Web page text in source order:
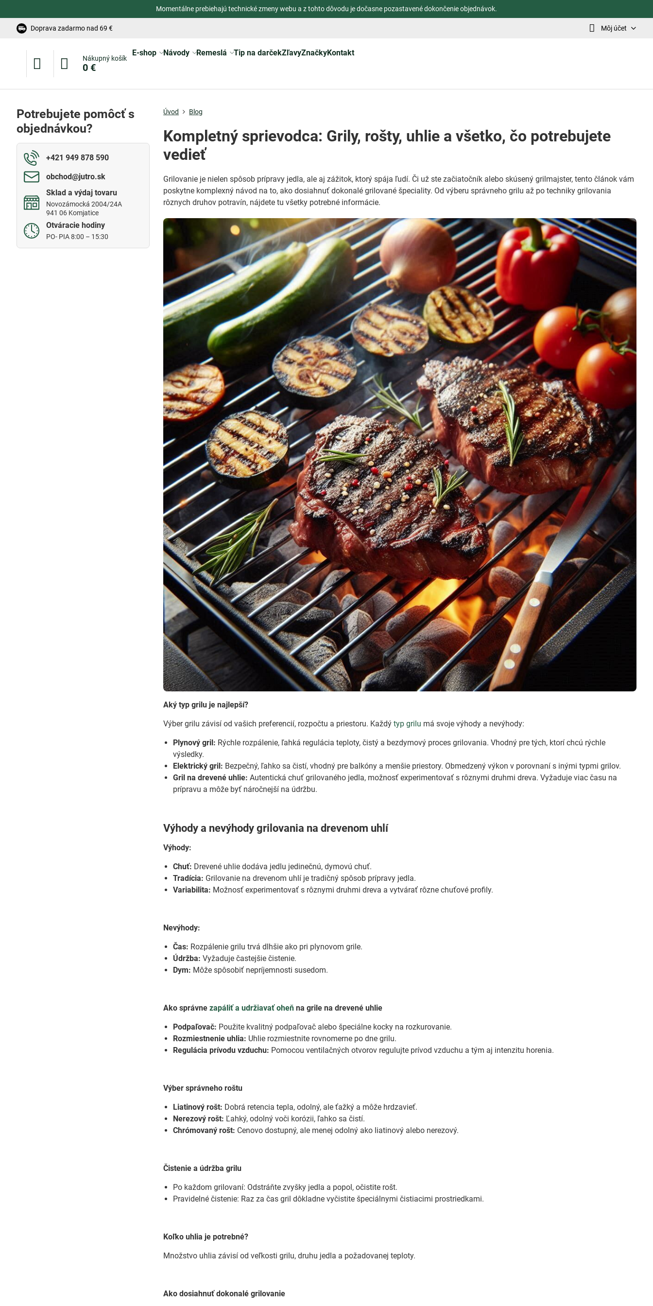
Momentálne prebiehajú technické zmeny webu a z tohto dôvodu je dočasne pozastavené dokončenie objednávok.
Doprava zadarmo nad 69 € Môj účet
Nákupný košík
0 €
E-shop Návody Remeslá Tip na darčekZľavyZnačkyKontakt
Úvod Blog
Kompletný sprievodca: Grily, rošty, uhlie a všetko, čo potrebujete
vedieť
Grilovanie je nielen spôsob prípravy jedla, ale aj zážitok, ktorý spája ľudí. Či už ste začiatočník alebo skúsený grilmajster, tento článok vám
poskytne komplexný návod na to, ako dosiahnuť dokonalé grilované špeciality. Od výberu správneho grilu až po techniky grilovania
rôznych druhov potravín, nájdete tu všetky potrebné informácie.
Aký typ grilu je najlepší?
Výber grilu závisí od vašich preferencií, rozpočtu a priestoru. Každýtyp grilu má svoje výhody a nevýhody:
Plynový gril: Rýchle rozpálenie, ľahká regulácia teploty, čistý a bezdymový proces grilovania. Vhodný pre tých, ktorí chcú rýchle
výsledky.
Elektrický gril: Bezpečný, ľahko sa čistí, vhodný pre balkóny a menšie priestory. Obmedzený výkon v porovnaní s inými typmi grilov.
Gril na drevené uhlie: Autentická chuť grilovaného jedla, možnosť experimentovať s rôznymi druhmi dreva. Vyžaduje viac času na
prípravu a môže byť náročnejší na údržbu.
Výhody a nevýhody grilovania na drevenom uhlí
Výhody:
Chuť: Drevené uhlie dodáva jedlu jedinečnú, dymovú chuť.
Tradícia: Grilovanie na drevenom uhlí je tradičný spôsob prípravy jedla.
Variabilita: Možnosť experimentovať s rôznymi druhmi dreva a vytvárať rôzne chuťové profily.
Nevýhody:
Čas: Rozpálenie grilu trvá dlhšie ako pri plynovom grile.
Údržba: Vyžaduje častejšie čistenie.
Dym: Môže spôsobiť nepríjemnosti susedom.
Ako správnezapáliť a udržiavať oheň na grile na drevené uhlie
Podpaľovač: Použite kvalitný podpaľovač alebo špeciálne kocky na rozkurovanie.
Rozmiestnenie uhlia: Uhlie rozmiestnite rovnomerne po dne grilu.
Regulácia prívodu vzduchu: Pomocou ventilačných otvorov regulujte prívod vzduchu a tým aj intenzitu horenia.
Výber správneho roštu
Liatinový rošt: Dobrá retencia tepla, odolný, ale ťažký a môže hrdzavieť.
Nerezový rošt: Ľahký, odolný voči korózii, ľahko sa čistí.
Chrómovaný rošt: Cenovo dostupný, ale menej odolný ako liatinový alebo nerezový.
Čistenie a údržba grilu
Po každom grilovaní: Odstráňte zvyšky jedla a popol, očistite rošt.
Pravidelné čistenie: Raz za čas gril dôkladne vyčistite špeciálnymi čistiacimi prostriedkami.
Koľko uhlia je potrebné?
Množstvo uhlia závisí od veľkosti grilu, druhu jedla a požadovanej teploty.
Ako dosiahnuť dokonalé grilovanie
Potrebujete pomôcť s
objednávkou?
+421 949 878 590
obchod​@jutro​.sk
Sklad a výdaj tovaru
Novozámocká 2004/24A
941 06 Komjatice
Otváracie hodiny
PO- PIA 8:00 – 15:30